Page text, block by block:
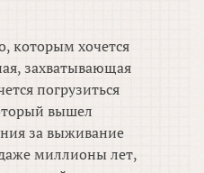
которым хочется
захватывающая
погрузиться
вышел
за выживание
миллионы лет,